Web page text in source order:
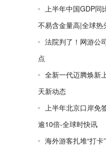
上半年中国GDP同
不易含金量高|全球热
法院判了！网游公
点
全新一代迈腾焕新
天新动态
上半年北京口岸免
逾10倍-全球时快讯
海外游客扎堆“打